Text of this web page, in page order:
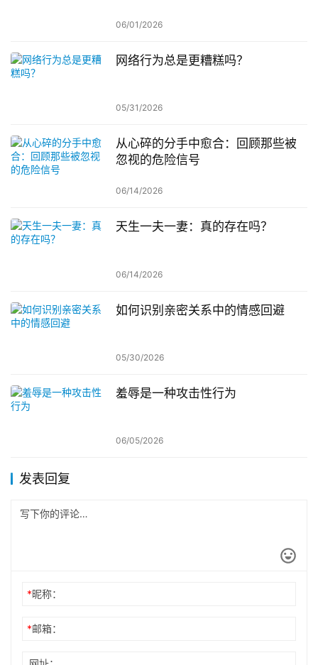
06/01/2026
网络行为总是更糟糕吗？
05/31/2026
从心碎的分手中愈合：回顾那些被
忽视的危险信号
06/14/2026
天生一夫一妻：真的存在吗？
06/14/2026
如何识别亲密关系中的情感回避
05/30/2026
羞辱是一种攻击性行为
06/05/2026
发表回复
*昵称：
*邮箱：